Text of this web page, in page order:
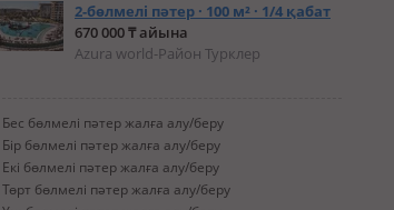
2-бөлмелі пәтер · 100 м² · 1/4 қабат
670 000 ₸ айына
Azura world-Район Турклер
Бес бөлмелі пәтер жалға алу/беру
Бір бөлмелі пәтер жалға алу/беру
Екі бөлмелі пәтер жалға алу/беру
Төрт бөлмелі пәтер жалға алу/беру